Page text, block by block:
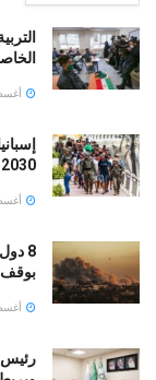
الخاصة
أغسطس
2030.. وشبكة فرنسية تحسم الجدل
أغسطس
8
بوقف
أغسطس
رئيس